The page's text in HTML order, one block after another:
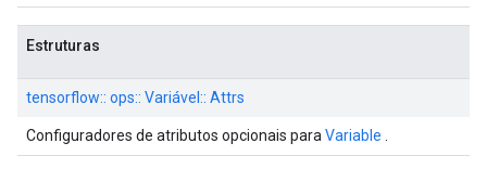
Estruturas
tensorflow:: ops:: Variável:: Attrs
Configuradores de atributos opcionais para Variable